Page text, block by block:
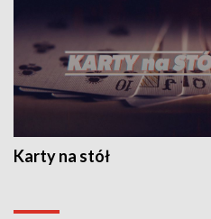
Karty na stół